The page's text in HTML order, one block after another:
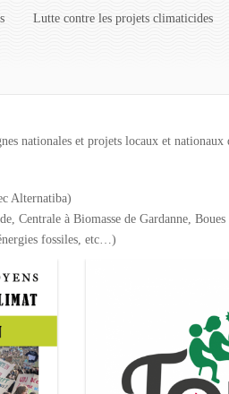
Lutte contre les projets climaticides
nationales et projets locaux et
Alternatiba)
à Biomasse de Gardanne, Boues
fossiles, etc…)